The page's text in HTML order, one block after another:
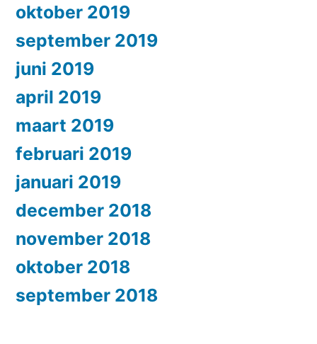
oktober 2019
september 2019
juni 2019
april 2019
maart 2019
februari 2019
januari 2019
december 2018
november 2018
oktober 2018
september 2018